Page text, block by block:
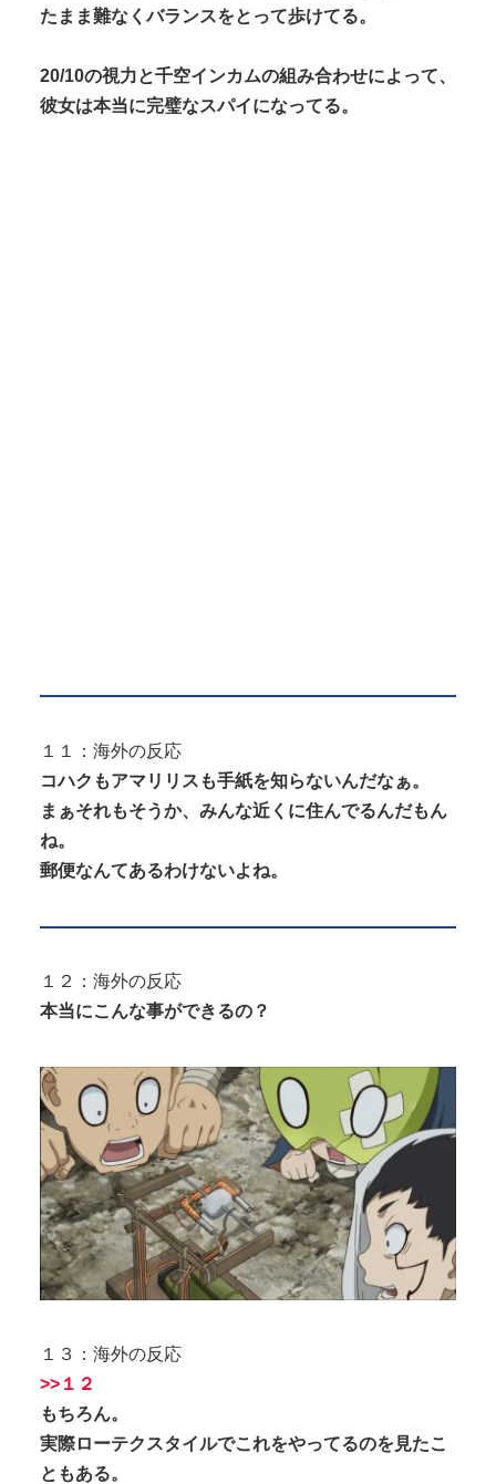
たまま難なくバランスをとって歩けてる。
20/10の視力と千空インカムの組み合わせによって、
彼女は本当に完璧なスパイになってる。
１１：海外の反応
コハクもアマリリスも手紙を知らないんだなぁ。
まぁそれもそうか、みんな近くに住んでるんだもん
ね。
郵便なんてあるわけないよね。
１２：海外の反応
本当にこんな事ができるの？
１３：海外の反応
>>１２
もちろん。
実際ローテクスタイルでこれをやってるのを見たこ
ともある。